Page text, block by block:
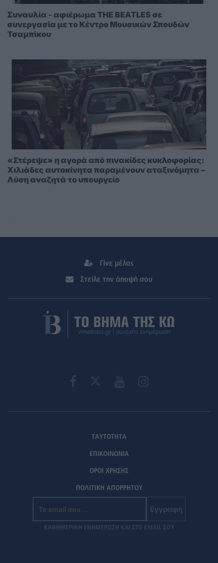
Συναυλία - αφιέρωμα THE BEATLES σε
συνεργασία με το Κέντρο Μουσικών Σπουδών
Τσαμπίκου
«Στέρεψε» η αγορά από πινακίδες κυκλοφορίας:
Χιλιάδες αυτοκίνητα παραμένουν αταξινόμητα –
Λύση αναζητά το υπουργείο
Γίνε μέλος
Στείλε την άποψή σου
ΤΑΥΤΟΤΗΤΑ
ΕΠΙΚΟΙΝΩΝΙΑ
ΟΡΟΙ ΧΡΗΣΗΣ
ΠΟΛΙΤΙΚΗ ΑΠΟΡΡΗΤΟΥ
Εγγραφή
ΚΑΘΗΜΕΡΙΝΗ ΕΝΗΜΕΡΩΣΗ ΚΑΙ ΣΤΟ EMAIL ΣΟΥ